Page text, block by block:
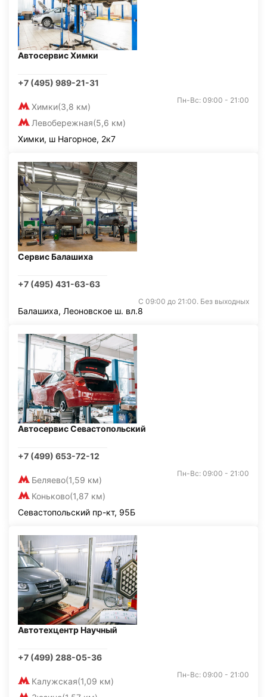
Автосервис Химки
+7 (495) 989-21-31
Химки(3,8 км)
Левобережная(5,6 км)
Пн-Вс: 09:00 - 21:00
Химки, ш Нагорное, 2к7
Сервис Балашиха
+7 (495) 431-63-63
С 09:00 до 21:00. Без выходных
Балашиха, Леоновское ш. вл.8
Автосервис Севастопольский
+7 (499) 653-72-12
Беляево(1,59 км)
Коньково(1,87 км)
Пн-Вс: 09:00 - 21:00
Севастопольский пр-кт, 95Б
Автотехцентр Научный
+7 (499) 288-05-36
Калужская(1,09 км)
Пн-Вс: 09:00 - 21:00